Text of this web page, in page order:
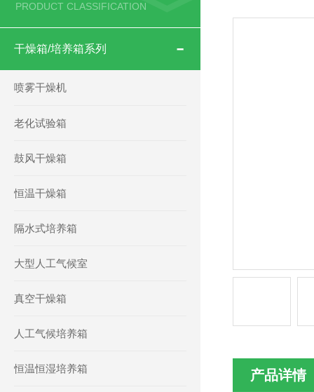
PRODUCT CLASSIFICATION
干燥箱/培养箱系列
喷雾干燥机
老化试验箱
鼓风干燥箱
恒温干燥箱
隔水式培养箱
大型人工气候室
真空干燥箱
人工气候培养箱
恒温恒湿培养箱 产品详情